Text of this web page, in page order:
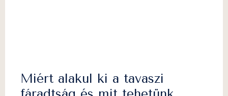
Miért alakul ki a tavaszi